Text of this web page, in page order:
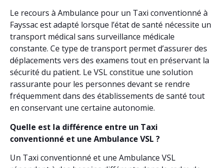
Le recours à Ambulance pour un Taxi conventionné à
Fayssac est adapté lorsque l’état de santé nécessite un
transport médical sans surveillance médicale
constante. Ce type de transport permet d’assurer des
déplacements vers des examens tout en préservant la
sécurité du patient. Le VSL constitue une solution
rassurante pour les personnes devant se rendre
fréquemment dans des établissements de santé tout
en conservant une certaine autonomie.
Quelle est la différence entre un Taxi
conventionné et une Ambulance VSL ?
Un Taxi conventionné et une Ambulance VSL